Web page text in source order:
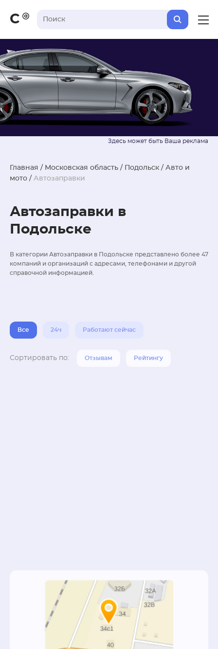
С
Главная / Московская область / Подольск / Авто и
мото / Автозаправки
Автозаправки в
Подольске
В категории Автозаправки в Подольске представлено более 47
компаний и организаций с адресами, телефонами и другой
справочной информацией.
Все 24ч Работают сейчас
Сортировать по: Отзывам Рейтингу